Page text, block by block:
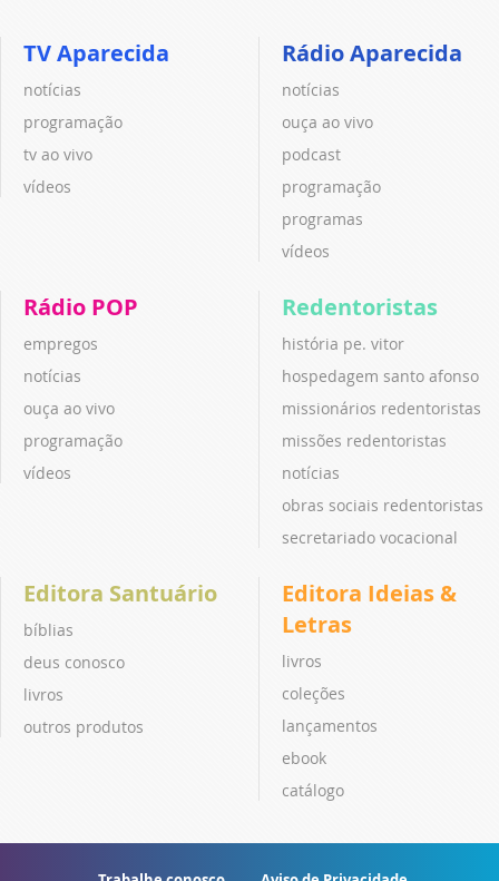
TV Aparecida
notícias
programação
tv ao vivo
vídeos
Rádio Aparecida
notícias
ouça ao vivo
podcast
programação
programas
vídeos
Rádio POP
empregos
notícias
ouça ao vivo
programação
vídeos
Redentoristas
história pe. vitor
hospedagem santo afonso
missionários redentoristas
missões redentoristas
notícias
obras sociais redentoristas
secretariado vocacional
Editora Santuário
bíblias
deus conosco
livros
outros produtos
Editora Ideias &
Letras
livros
coleções
lançamentos
ebook
catálogo